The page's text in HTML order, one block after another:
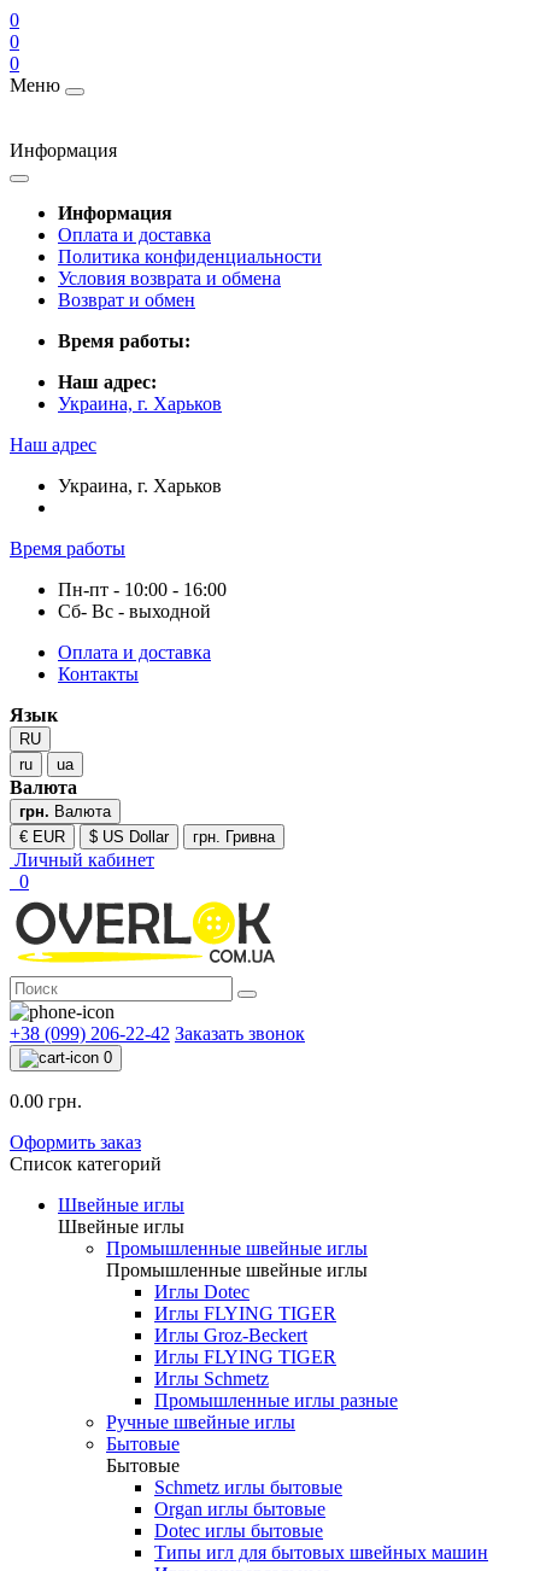
0
0
0
Меню
Информация
Информация
Оплата и доставка
Политика конфиденциальности
Условия возврата и обмена
Возврат и обмен
Время работы:
Наш адрес:
Украина, г. Харьков
Наш адрес
Украина, г. Харьков
Время работы
Пн-пт - 10:00 - 16:00
Сб- Вс - выходной
Оплата и доставка
Контакты
Язык
RU
ru
ua
Валюта
грн. Валюта
€ EUR
$ US Dollar грн. Гривна
Личный кабинет
0
+38 (099) 206-22-42 Заказать звонок
0
0.00 грн.
Оформить заказ
Список категорий
Швейные иглы
Швейные иглы
Промышленные швейные иглы
Промышленные швейные иглы
Иглы Dotec
Иглы FLYING TIGER
Иглы Groz-Beckert
Иглы FLYING TIGER
Иглы Schmetz
Промышленные иглы разные
Ручные швейные иглы
Бытовые
Бытовые
Schmetz иглы бытовые
Organ иглы бытовые
Dotec иглы бытовые
Типы игл для бытовых швейных машин